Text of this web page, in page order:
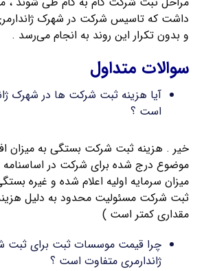
داشت که تاسیس شرکت در شهرک
و بدون تکرار این روند به انجام می‌رسد .
سوالات متداول
آیا هزینه ثبت شرکت ها در شهرک
است ؟
خیر . هزینه ثبت شرکت بستگی به میزان
موضوع درج شده برای شرکت در اساسنامه
میزان سرمایه اولیه اعلام شده و غیره
ثبت شرکت مسئولیت محدود به دلیل
مقداری کمتر است )
چرا قیمت موسسات ثبت برای ثبت
ژاندارمری متفاوت است ؟